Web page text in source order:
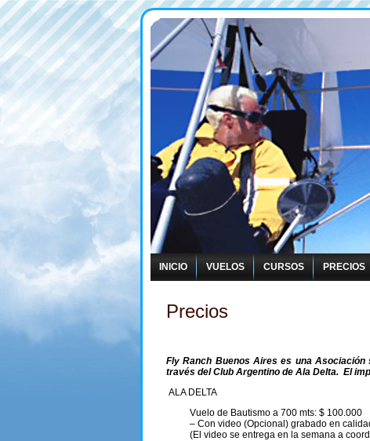
INICIO VUELOS CURSOS PRECIOS
Precios
Fly Ranch Buenos Aires es una
través del Club Argentino de Ala Delta. El
ALA DELTA
Vuelo de Bautismo a 700 mts: $ 100.000
– Con video (Opcional) grabado en
(El video se entrega en la semana a